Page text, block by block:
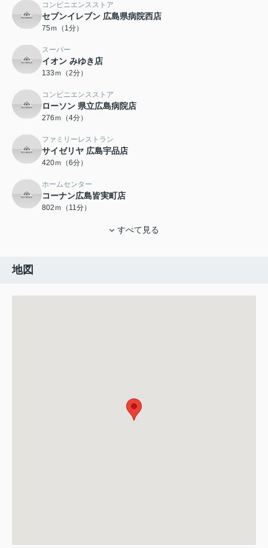
コンビニエンスストア
セブンイレブン 広島県病院西店
75ｍ（1分）
スーパー
イオン みゆき店
133ｍ（2分）
コンビニエンスストア
ローソン 県立広島病院店
276ｍ（4分）
ファミリーレストラン
サイゼリヤ 広島宇品店
420ｍ（6分）
ホームセンター
コーナン広島皆実町店
802ｍ（11分）
すべて見る
地図